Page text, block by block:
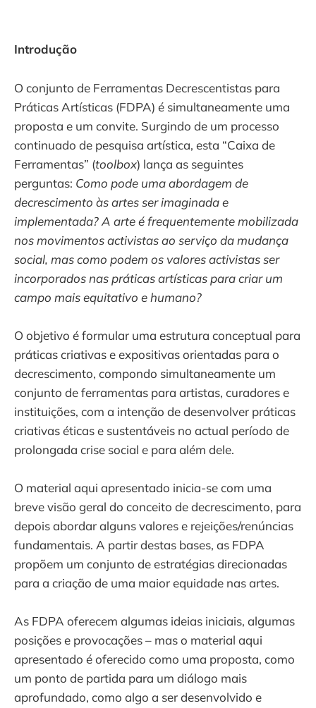
Introdução
O conjunto de Ferramentas Decrescentistas para
Práticas Artísticas (FDPA) é simultaneamente uma
proposta e um convite. Surgindo de um processo
continuado de pesquisa artística, esta “Caixa de
Ferramentas” (toolbox) lança as seguintes
perguntas: Como pode uma abordagem de
decrescimento às artes ser imaginada e
implementada? A arte é frequentemente mobilizada
nos movimentos activistas ao serviço da mudança
social, mas como podem os valores activistas ser
incorporados nas práticas artísticas para criar um
campo mais equitativo e humano?
O objetivo é formular uma estrutura conceptual para
práticas criativas e expositivas orientadas para o
decrescimento, compondo simultaneamente um
conjunto de ferramentas para artistas, curadores e
instituições, com a intenção de desenvolver práticas
criativas éticas e sustentáveis no actual período de
prolongada crise social e para além dele.
O material aqui apresentado inicia-se com uma
breve visão geral do conceito de decrescimento, para
depois abordar alguns valores e rejeições/renúncias
fundamentais. A partir destas bases, as FDPA
propõem um conjunto de estratégias direcionadas
para a criação de uma maior equidade nas artes.
As FDPA oferecem algumas ideias iniciais, algumas
posições e provocações – mas o material aqui
apresentado é oferecido como uma proposta, como
um ponto de partida para um diálogo mais
aprofundado, como algo a ser desenvolvido e